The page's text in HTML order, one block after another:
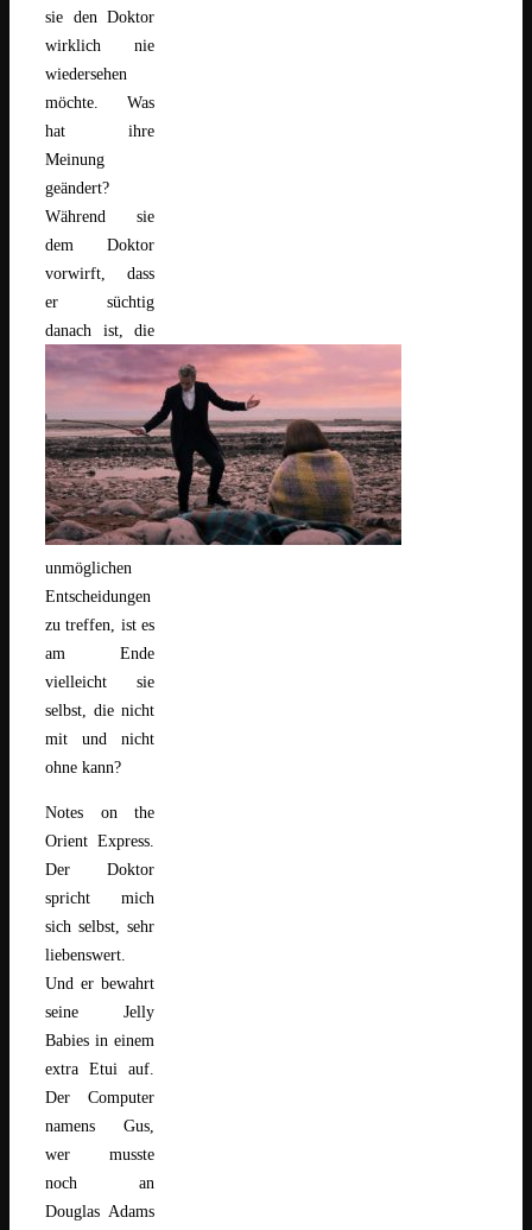
sie den Doktor
wirklich nie
wiedersehen
möchte. Was
hat ihre
Meinung
geändert?
Während sie
dem Doktor
vorwirft, dass
er süchtig
danach ist, die
unmöglichen
Entscheidungen
zu treffen, ist es
am Ende
vielleicht sie
selbst, die nicht
mit und nicht
ohne kann?
Notes on the
Orient Express.
Der Doktor
spricht mich
sich selbst, sehr
liebenswert.
Und er bewahrt
seine Jelly
Babies in einem
extra Etui auf.
Der Computer
namens Gus,
wer musste
noch an
Douglas Adams